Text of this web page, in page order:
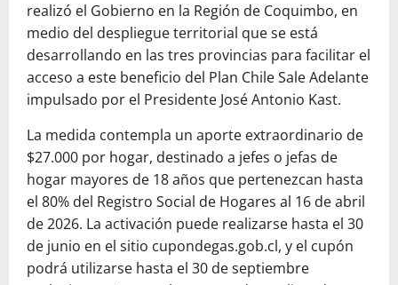
realizó el Gobierno en la Región de Coquimbo, en
medio del despliegue territorial que se está
desarrollando en las tres provincias para facilitar el
acceso a este beneficio del Plan Chile Sale Adelante
impulsado por el Presidente José Antonio Kast.
La medida contempla un aporte extraordinario de
$27.000 por hogar, destinado a jefes o jefas de
hogar mayores de 18 años que pertenezcan hasta
el 80% del Registro Social de Hogares al 16 de abril
de 2026. La activación puede realizarse hasta el 30
de junio en el sitio cupondegas.gob.cl, y el cupón
podrá utilizarse hasta el 30 de septiembre